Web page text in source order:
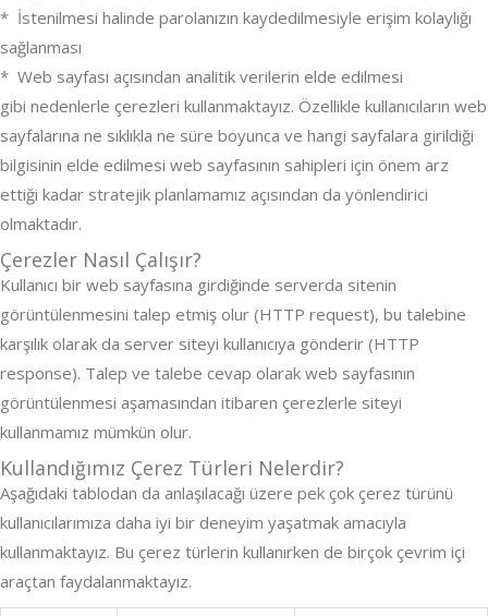
* İstenilmesi halinde parolanızın kaydedilmesiyle erişim kolaylığı
sağlanması
* Web sayfası açısından analitik verilerin elde edilmesi
gibi nedenlerle çerezleri kullanmaktayız. Özellikle kullanıcıların web
sayfalarına ne sıklıkla ne süre boyunca ve hangi sayfalara girildiği
bilgisinin elde edilmesi web sayfasının sahipleri için önem arz
ettiği kadar stratejik planlamamız açısından da yönlendirici
olmaktadır.
Çerezler Nasıl Çalışır?
Kullanıcı bir web sayfasına girdiğinde serverda sitenin
görüntülenmesini talep etmiş olur (HTTP request), bu talebine
karşılık olarak da server siteyi kullanıcıya gönderir (HTTP
response). Talep ve talebe cevap olarak web sayfasının
görüntülenmesi aşamasından itibaren çerezlerle siteyi
kullanmamız mümkün olur.
Kullandığımız Çerez Türleri Nelerdir?
Aşağıdaki tablodan da anlaşılacağı üzere pek çok çerez türünü
kullanıcılarımıza daha iyi bir deneyim yaşatmak amacıyla
kullanmaktayız. Bu çerez türlerin kullanırken de birçok çevrim içi
araçtan faydalanmaktayız.